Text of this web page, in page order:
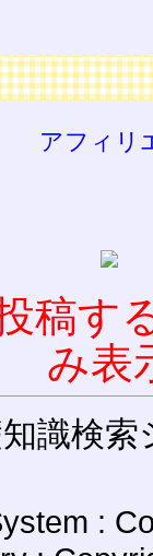
アフィリ
稿す
み表
識検索
: